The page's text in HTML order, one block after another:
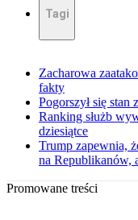
Tagi
Zacharowa
fakty
Pogorszył się stan
Ranking służb
dziesiątce
Trump zapewnia,
na Republikanów,
Promowane treści